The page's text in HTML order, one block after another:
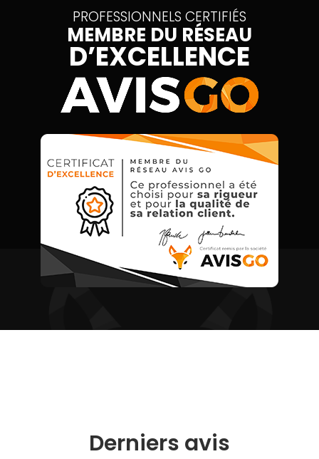
PROFESSIONNELS CERTIFIÉS
MEMBRE DU RÉSEAU
D’EXCELLENCE
Derniers avis